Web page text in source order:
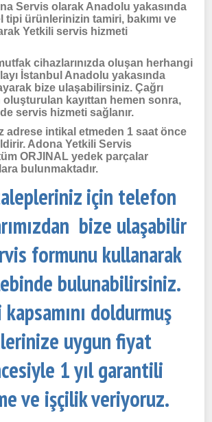
Servis olarak Anadolu yakasında
ürünlerinizin tamiri, bakımı ve
Yetkili servis hizmeti
cihazlarınızda oluşan herhangi
İstanbul Anadolu yakasında
bize ulaşabilirsiniz. Çağrı
oluşturulan kayıttan hemen sonra,
servis hizmeti sağlanır.
adrese intikal etmeden 1 saat önce
Adona Yetkili Servis
ORJINAL yedek parçalar
bulunmaktadır.
için telefon
bize ulaşabilir
formunu kullanarak
bulunabilirsiniz.
doldurmuş
uygun fiyat
1 yıl garantili
ve işçilik veriyoruz.